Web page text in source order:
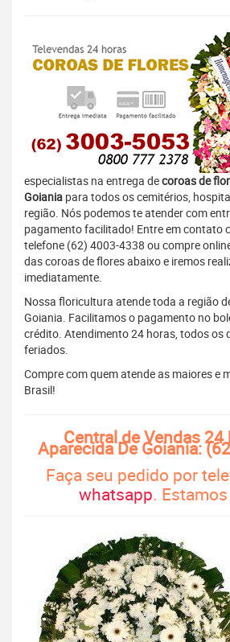
especialistas na entrega decoroas de
Goiania para todos os cemitérios,
região. Nós podemos te atender com
pagamento facilitado! Entre em contato
telefone (62) 4003-4338 ou compre
das coroas de flores abaixo e iremos
imediatamente.
Nossa floricultura atende toda a região
Goiania. Facilitamos o pagamento no
crédito. Atendimento 24 horas, todos os
feriados.
Compre com quem atende as maiores e
Brasil!
Central de Vendas 24
Aparecida De Goiania:
Faça seu pedido por
whatsapp.